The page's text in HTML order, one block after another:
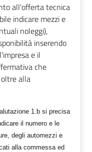
all'offerta tecnica
indicare mezzi e
noleggi),
inserendo
e il
che
alla
1.b si precisa
il numero e le
degli automezzi e
alla commessa ed